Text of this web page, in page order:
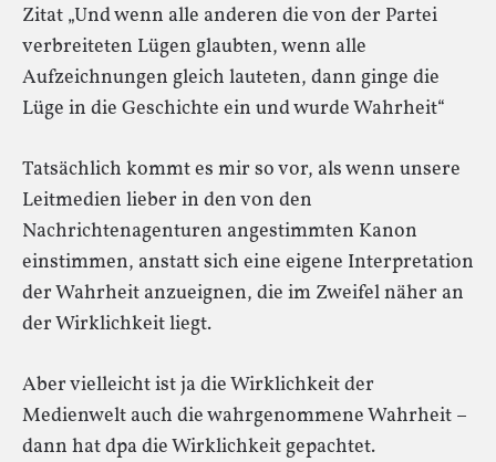
Zitat „Und wenn alle anderen die von der Partei
verbreiteten Lügen glaubten, wenn alle
Aufzeichnungen gleich lauteten, dann ginge die
Lüge in die Geschichte ein und wurde Wahrheit“
Tatsächlich kommt es mir so vor, als wenn unsere
Leitmedien lieber in den von den
Nachrichtenagenturen angestimmten Kanon
einstimmen, anstatt sich eine eigene Interpretation
der Wahrheit anzueignen, die im Zweifel näher an
der Wirklichkeit liegt.
Aber vielleicht ist ja die Wirklichkeit der
Medienwelt auch die wahrgenommene Wahrheit –
dann hat dpa die Wirklichkeit gepachtet.